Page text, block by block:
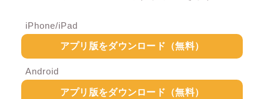
iPhone/iPad
アプリ版をダウンロード（無料）
Android
アプリ版をダウンロード（無料）